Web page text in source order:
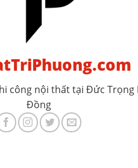
công nội thất tại Đức Trọng
Đồng